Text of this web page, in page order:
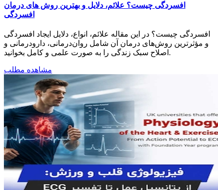
افسردگی چیست؟ علائم، دلایل و بهترین روش های درمان
افسردگی
افسردگی چیست؟ در این مقاله علائم، انواع، دلایل ایجاد افسردگی
و مؤثرترین روش‌های درمان آن شامل روان‌درمانی، دارودرمانی و
اصلاح سبک زندگی را به صورت علمی و کامل بخوانید.
مشاهده مطلب